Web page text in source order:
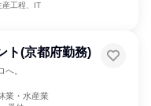
産工程、IT
ト(京都府勤務)
。
業・水産業